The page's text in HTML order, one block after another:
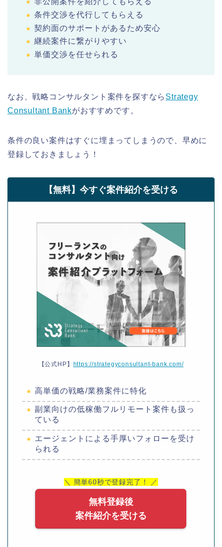
条件交渉を代行してもらえる
契約面のサポートがあるため安心
継続案件に繋がりやすい
単価交渉を任せられる
なお、戦略コンサルタント案件を探すなら Strategy
Consultant Bankがおすすめです。
条件の良い案件はすぐに埋まってしまうので、早めに
登録しておきましょう！
【無料】今すぐ案件紹介を受ける
【公式HP】 https://strategyconsultant-bank.com/
高単価の戦略/業務案件に特化
副業向けの低稼働フルリモート案件も扱っ
ている
エージェントによる手厚いフォローを受け
られる
＼ 簡単60秒で登録完了！ ／
無料登録後
案件紹介を受ける